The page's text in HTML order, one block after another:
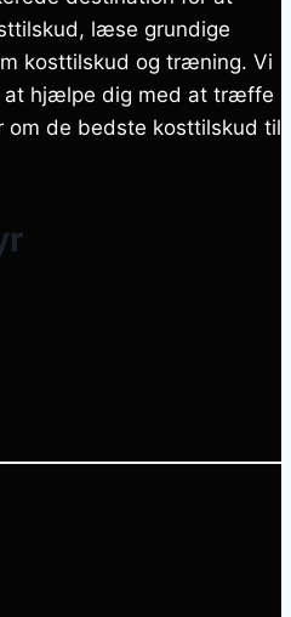
læse grundige
kosttilskud og træning. Vi
at hjælpe dig med at træffe
om de bedste kosttilskud til